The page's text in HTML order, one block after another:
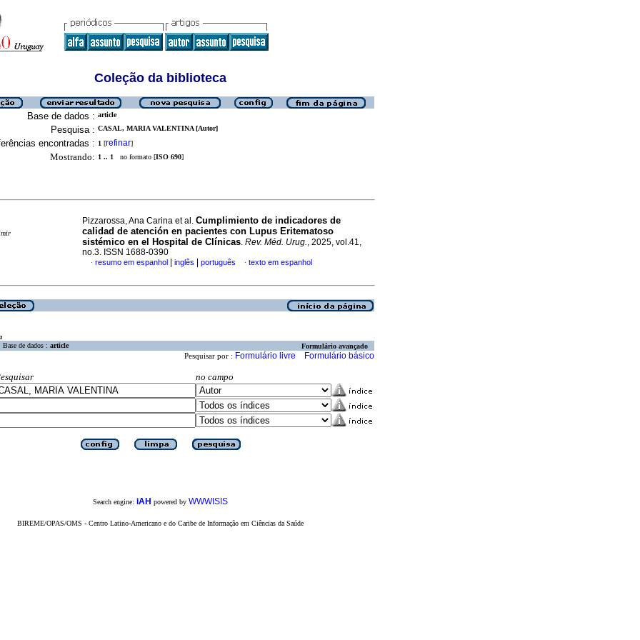
Coleção da biblioteca
Base de dados : article
Pesquisa : CASAL, MARIA VALENTINA [Autor]
encontradas : 1 [refinar]
Mostrando: 1 .. 1 no formato [ISO 690]
Pizzarossa, Ana Carina et al. Cumplimiento de indicadores de
calidad de atención en pacientes con Lupus Eritematoso
sistémico en el Hospital de Clínicas. Rev. Méd. Urug., 2025, vol.41,
no.3. ISSN 1688-0390
· resumo em espanhol inglês português · texto em espanhol
Base de dados : article Formulário avançado
Pesquisar por : Formulário livre Formulário básico
no campo
Search engine: iAH powered by WWWISIS
BIREME/OPAS/OMS - Centro Latino-Americano e do Caribe de Informação em Ciências da Saúde